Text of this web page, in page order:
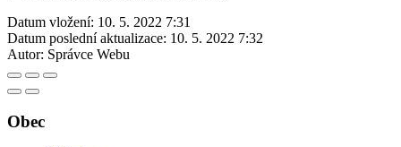
Datum vložení: 10. 5. 2022 7:31
Datum poslední aktualizace: 10. 5. 2022 7:32
Autor: Správce Webu
Obec